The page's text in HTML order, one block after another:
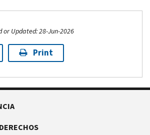
or Updated: 28-Jun-2026
Print